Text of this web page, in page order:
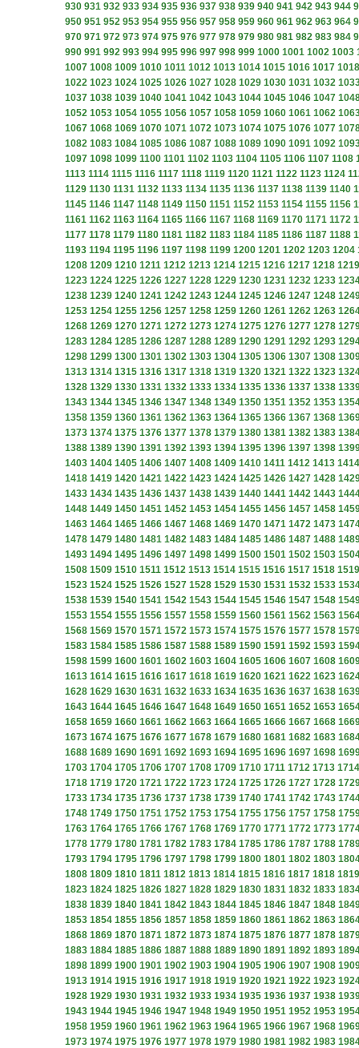
930 931 932 933 934 935 936 937 938 939 940 941 942 943 944
950 951 952 953 954 955 956 957 958 959 960 961 962 963 964
970 971 972 973 974 975 976 977 978 979 980 981 982 983 984
990 991 992 993 994 995 996 997 998 999 1000 1001 1002 1003
1007 1008 1009 1010 1011 1012 1013 1014 1015 1016 1017 1018
1022 1023 1024 1025 1026 1027 1028 1029 1030 1031 1032
1037 1038 1039 1040 1041 1042 1043 1044 1045 1046 1047
1052 1053 1054 1055 1056 1057 1058 1059 1060 1061 1062
1067 1068 1069 1070 1071 1072 1073 1074 1075 1076 1077
1082 1083 1084 1085 1086 1087 1088 1089 1090 1091 1092
1097 1098 1099 1100 1101 1102 1103 1104 1105 1106 1107 1108
1113 1114 1115 1116 1117 1118 1119 1120 1121 1122 1123 1124
1129 1130 1131 1132 1133 1134 1135 1136 1137 1138 1139 1140
1145 1146 1147 1148 1149 1150 1151 1152 1153 1154 1155 1156
1161 1162 1163 1164 1165 1166 1167 1168 1169 1170 1171 1172
1177 1178 1179 1180 1181 1182 1183 1184 1185 1186 1187 1188
1193 1194 1195 1196 1197 1198 1199 1200 1201 1202 1203 1204
1208 1209 1210 1211 1212 1213 1214 1215 1216 1217 1218 1219
1223 1224 1225 1226 1227 1228 1229 1230 1231 1232 1233
1238 1239 1240 1241 1242 1243 1244 1245 1246 1247 1248
1253 1254 1255 1256 1257 1258 1259 1260 1261 1262 1263
1268 1269 1270 1271 1272 1273 1274 1275 1276 1277 1278
1283 1284 1285 1286 1287 1288 1289 1290 1291 1292 1293
1298 1299 1300 1301 1302 1303 1304 1305 1306 1307 1308
1313 1314 1315 1316 1317 1318 1319 1320 1321 1322 1323
1328 1329 1330 1331 1332 1333 1334 1335 1336 1337 1338
1343 1344 1345 1346 1347 1348 1349 1350 1351 1352 1353
1358 1359 1360 1361 1362 1363 1364 1365 1366 1367 1368
1373 1374 1375 1376 1377 1378 1379 1380 1381 1382 1383
1388 1389 1390 1391 1392 1393 1394 1395 1396 1397 1398
1403 1404 1405 1406 1407 1408 1409 1410 1411 1412 1413 1414
1418 1419 1420 1421 1422 1423 1424 1425 1426 1427 1428
1433 1434 1435 1436 1437 1438 1439 1440 1441 1442 1443
1448 1449 1450 1451 1452 1453 1454 1455 1456 1457 1458
1463 1464 1465 1466 1467 1468 1469 1470 1471 1472 1473
1478 1479 1480 1481 1482 1483 1484 1485 1486 1487 1488
1493 1494 1495 1496 1497 1498 1499 1500 1501 1502 1503
1508 1509 1510 1511 1512 1513 1514 1515 1516 1517 1518 1519
1523 1524 1525 1526 1527 1528 1529 1530 1531 1532 1533
1538 1539 1540 1541 1542 1543 1544 1545 1546 1547 1548
1553 1554 1555 1556 1557 1558 1559 1560 1561 1562 1563
1568 1569 1570 1571 1572 1573 1574 1575 1576 1577 1578
1583 1584 1585 1586 1587 1588 1589 1590 1591 1592 1593
1598 1599 1600 1601 1602 1603 1604 1605 1606 1607 1608
1613 1614 1615 1616 1617 1618 1619 1620 1621 1622 1623
1628 1629 1630 1631 1632 1633 1634 1635 1636 1637 1638
1643 1644 1645 1646 1647 1648 1649 1650 1651 1652 1653
1658 1659 1660 1661 1662 1663 1664 1665 1666 1667 1668
1673 1674 1675 1676 1677 1678 1679 1680 1681 1682 1683
1688 1689 1690 1691 1692 1693 1694 1695 1696 1697 1698
1703 1704 1705 1706 1707 1708 1709 1710 1711 1712 1713 1714
1718 1719 1720 1721 1722 1723 1724 1725 1726 1727 1728
1733 1734 1735 1736 1737 1738 1739 1740 1741 1742 1743
1748 1749 1750 1751 1752 1753 1754 1755 1756 1757 1758
1763 1764 1765 1766 1767 1768 1769 1770 1771 1772 1773
1778 1779 1780 1781 1782 1783 1784 1785 1786 1787 1788
1793 1794 1795 1796 1797 1798 1799 1800 1801 1802 1803
1808 1809 1810 1811 1812 1813 1814 1815 1816 1817 1818 1819
1823 1824 1825 1826 1827 1828 1829 1830 1831 1832 1833
1838 1839 1840 1841 1842 1843 1844 1845 1846 1847 1848
1853 1854 1855 1856 1857 1858 1859 1860 1861 1862 1863
1868 1869 1870 1871 1872 1873 1874 1875 1876 1877 1878
1883 1884 1885 1886 1887 1888 1889 1890 1891 1892 1893
1898 1899 1900 1901 1902 1903 1904 1905 1906 1907 1908
1913 1914 1915 1916 1917 1918 1919 1920 1921 1922 1923
1928 1929 1930 1931 1932 1933 1934 1935 1936 1937 1938
1943 1944 1945 1946 1947 1948 1949 1950 1951 1952 1953
1958 1959 1960 1961 1962 1963 1964 1965 1966 1967 1968
1973 1974 1975 1976 1977 1978 1979 1980 1981 1982 1983